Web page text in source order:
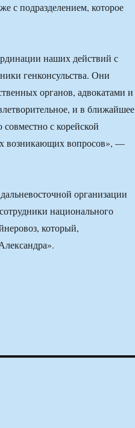
с подразделением, которое
наших действий с
генконсульства. Они
органов, адвокатами и
и в ближайшее
с корейской
возникающих вопросов», —
организации
национального
который,